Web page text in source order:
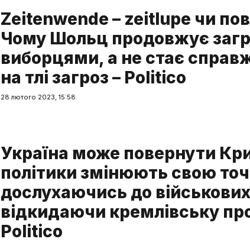
Zeitenwende – zeitlupe чи
Чому Шольц продовжує
виборцями, а не стає
на тлі загроз – Politico
28 лютого 2023, 15:58
Україна може повернути
політики змінюють свою
дослухаючись до військових
відкидаючи кремлівську
Politico